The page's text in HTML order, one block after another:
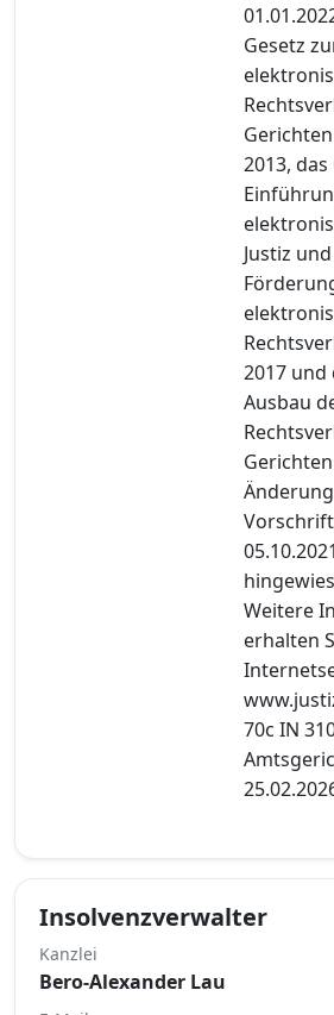
Gesetz
2013,
Justiz
2017 und
Ausbau
Weitere
erhalten
70c IN
Insolvenzverwalter
Kanzlei
Bero-Alexander Lau